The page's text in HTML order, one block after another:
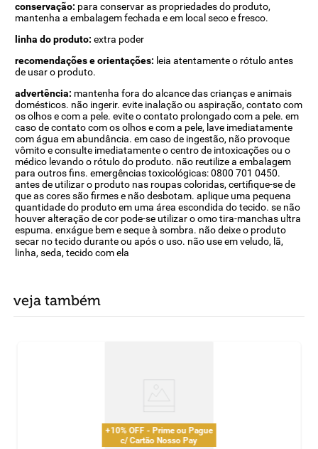
conservação: para conservar as propriedades do produto,
mantenha a embalagem fechada e em local seco e fresco.
linha do produto: extra poder
recomendações e orientações: leia atentamente o rótulo antes
de usar o produto.
advertência: mantenha fora do alcance das crianças e animais
domésticos. não ingerir. evite inalação ou aspiração, contato com
os olhos e com a pele. evite o contato prolongado com a pele. em
caso de contato com os olhos e com a pele, lave imediatamente
com água em abundância. em caso de ingestão, não provoque
vômito e consulte imediatamente o centro de intoxicações ou o
médico levando o rótulo do produto. não reutilize a embalagem
para outros fins. emergências toxicológicas: 0800 701 0450.
antes de utilizar o produto nas roupas coloridas, certifique-se de
que as cores são firmes e não desbotam. aplique uma pequena
quantidade do produto em uma área escondida do tecido. se não
houver alteração de cor pode-se utilizar o omo tira-manchas ultra
espuma. enxágue bem e seque à sombra. não deixe o produto
secar no tecido durante ou após o uso. não use em veludo, lã,
linha, seda, tecido com ela
veja também
+10% OFF - Prime ou Pague
c/ Cartão Nosso Pay